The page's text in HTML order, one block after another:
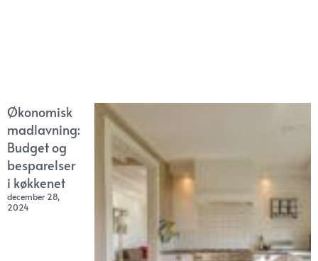
Økonomisk
madlavning:
Budget og
besparelser
i køkkenet
december 28,
2024